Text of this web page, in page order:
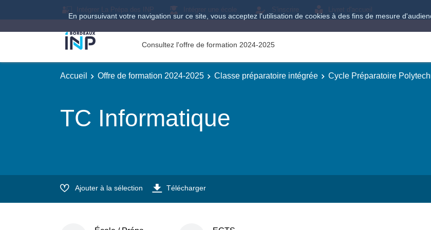
En poursuivant votre navigation sur ce site, vous acceptez l'utilisation de cookies à des fins de mesure
Intégrer La Prépa des INP Intégrer une école S'inscrire Livret d'accueil
Consultez l'offre de formation 2024-2025
Accueil Offre de formation 2024-2025 Classe préparatoire intégrée Cycle Préparatoire
TC Informatique
Ajouter à la sélection Télécharger